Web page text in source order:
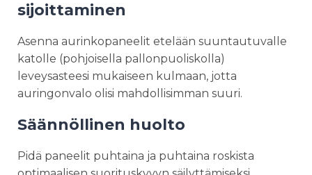
sijoittaminen
Asenna aurinkopaneelit etelään suuntautuvalle
katolle (pohjoisella pallonpuoliskolla)
leveysasteesi mukaiseen kulmaan, jotta
auringonvalo olisi mahdollisimman suuri.
Säännöllinen huolto
Pidä paneelit puhtaina ja puhtaina roskista